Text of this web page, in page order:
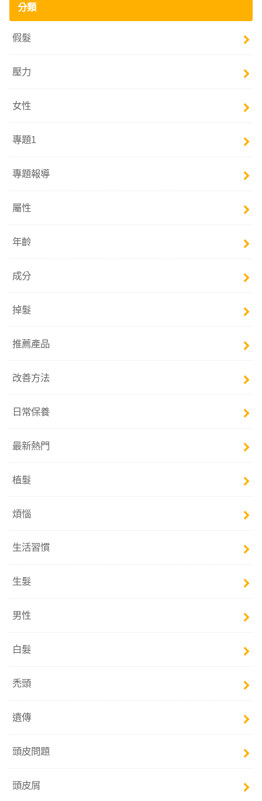
分類
假髮
壓力
女性
專題1
專題報導
屬性
年齡
成分
掉髮
推薦產品
改善方法
日常保養
最新熱門
植髮
煩惱
生活習慣
生髮
男性
白髮
禿頭
遺傳
頭皮問題
頭皮屑